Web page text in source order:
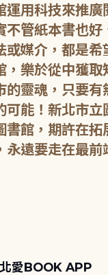
運用科技來推廣
不管紙本書也好
或媒介，都是希
，樂於從中獲取
的靈魂，只要有
可能！新北市立
書館，期許在拓
遠要走在最前
愛BOOK APP